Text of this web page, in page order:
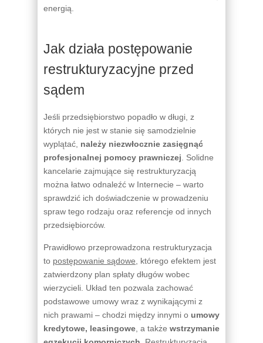
energią.
Jak działa postępowanie
restrukturyzacyjne przed
sądem
Jeśli przedsiębiorstwo popadło w długi, z
których nie jest w stanie się samodzielnie
wyplątać, należy niezwłocznie zasięgnąć
profesjonalnej pomocy prawniczej . Solidne
kancelarie zajmujące się restrukturyzacją
można łatwo odnaleźć w Internecie – warto
sprawdzić ich doświadczenie w prowadzeniu
spraw tego rodzaju oraz referencje od innych
przedsiębiorców.
Prawidłowo przeprowadzona restrukturyzacja
to postępowanie sądowe , którego efektem jest
zatwierdzony plan spłaty długów wobec
wierzycieli. Układ ten pozwala zachować
podstawowe umowy wraz z wynikającymi z
nich prawami – chodzi między innymi o umowy
kredytowe, leasingowe , a także wstrzymanie